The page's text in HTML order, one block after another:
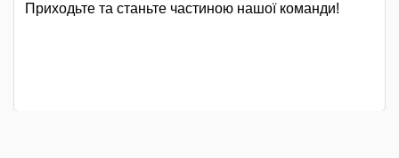
Приходьте та станьте частиною нашої команди!